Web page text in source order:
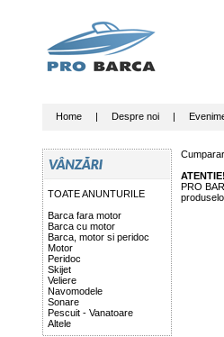
Home| Despre noi|
TOATE ANUNTURILE
Barca fara motor
Barca cu motor
Barca, motor si peridoc
Motor
Peridoc
Skijet
Veliere
Navomodele
Sonare
Pescuit - Vanatoare
Altele
PRO